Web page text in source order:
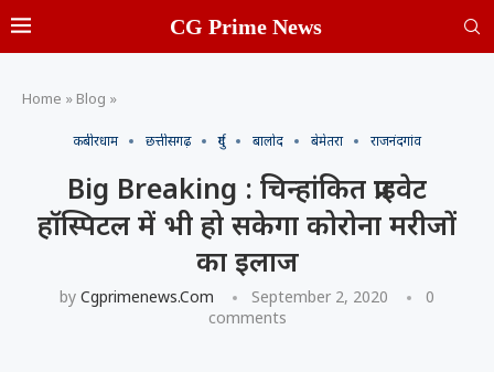
CG Prime News
Home » Blog »
कबीरधाम छत्तीसगढ़ दुर्ग बालोद बेमेतरा राजनंदगांव
Big Breaking : चिन्हांकित प्राइवेट
हॉस्पिटल में भी हो सकेगा कोरोना मरीजों
का इलाज
by Cgprimenews.com September 2, 2020
0
comments